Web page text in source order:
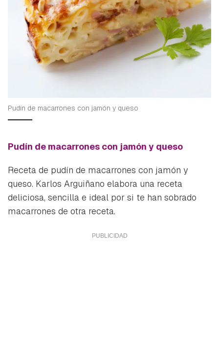
Pudín de macarrones con jamón y queso
Pudín de macarrones con jamón y queso
Receta de pudín de macarrones con jamón y
queso. Karlos Arguiñano elabora una receta
deliciosa, sencilla e ideal por si te han sobrado
macarrones de otra receta.